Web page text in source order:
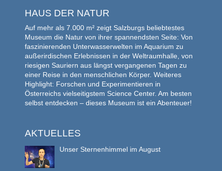
HAUS DER NATUR
Auf mehr als 7.000 m² zeigt Salzburgs beliebtestes
Museum die Natur von ihrer spannendsten Seite: Von
faszinierenden Unterwasserwelten im Aquarium zu
außerirdischen Erlebnissen in der Weltraumhalle, von
riesigen Sauriern aus längst vergangenen Tagen zu
einer Reise in den menschlichen Körper. Weiteres
Highlight: Forschen und Experimentieren in
Österreichs vielseitigstem Science Center. Am besten
selbst entdecken – dieses Museum ist ein Abenteuer!
AKTUELLES
Unser Sternenhimmel im August